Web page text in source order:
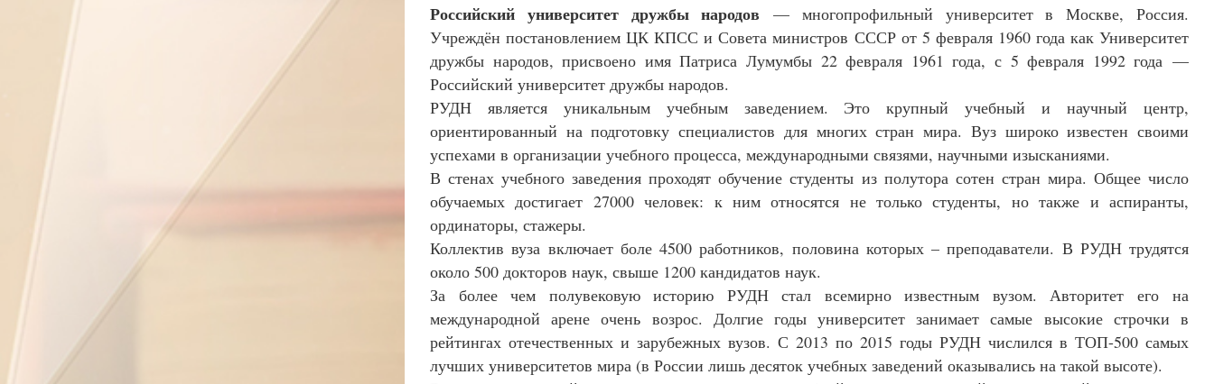
Российский университет дружбы народов — многопрофильный университет в Москве, Россия.
Учреждён постановлением ЦК КПСС и Совета министров СССР от 5 февраля 1960 года как Университет
дружбы народов, присвоено имя Патриса Лумумбы 22 февраля 1961 года, с 5 февраля 1992 года —
Российский университет дружбы народов.
РУДН является уникальным учебным заведением. Это крупный учебный и научный центр,
ориентированный на подготовку специалистов для многих стран мира. Вуз широко известен своими
успехами в организации учебного процесса, международными связями, научными изысканиями.
В стенах учебного заведения проходят обучение студенты из полутора сотен стран мира. Общее число
обучаемых достигает 27000 человек: к ним относятся не только студенты, но также и аспиранты,
ординаторы, стажеры.
Коллектив вуза включает боле 4500 работников, половина которых – преподаватели. В РУДН трудятся
около 500 докторов наук, свыше 1200 кандидатов наук.
За более чем полувековую историю РУДН стал всемирно известным вузом. Авторитет его на
международной арене очень возрос. Долгие годы университет занимает самые высокие строчки в
рейтингах отечественных и зарубежных вузов. С 2013 по 2015 годы РУДН числился в ТОП-500 самых
лучших университетов мира (в России лишь десяток учебных заведений оказывались на такой высоте).